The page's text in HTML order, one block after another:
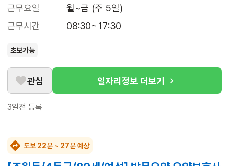
근무요일
월~금 (주 5일)
근무시간
08:30~17:30
초보가능
관심 일자리정보 더보기
3일전 등록
도보 22분 ~ 27분 예상